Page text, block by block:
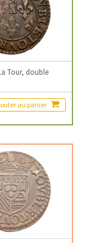
Tour, double
au panier